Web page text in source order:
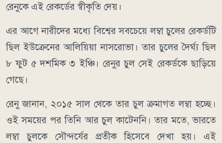
রেনুকে এই রেকর্ডের স্বীকৃতি দেয়।
এর আগে নারীদের মধ্যে বিশ্বের সবচেয়ে লম্বা চুলের রেকর্ডটি
ছিল ইউক্রেনের আলিয়িয়া নাসরোভা। তার চুলের দৈর্ঘ্য ছিল
৮ ফুট ৫ দশমিক ৩ ইঞ্চি। রেনুর চুল সেই রেকর্ডকে ছাড়িয়ে
গেছে।
রেনু জানান, ২০১৫ সাল থেকে তার চুল ক্রমাগত লম্বা হচ্ছে।
ওই সময়ের পর তিনি আর চুল কাটেননি। তার মতে, ভারতে
লম্বা চুলকে সৌন্দর্যের প্রতীক হিসেবে দেখা হয়। এই